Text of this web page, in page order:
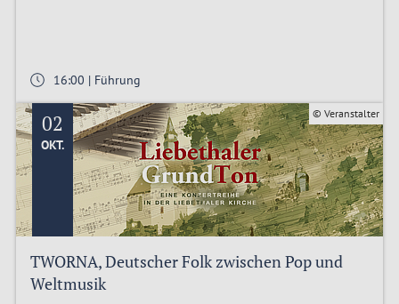
16:00 | Führung
02
OKT.
© Veranstalter
TWORNA, Deutscher Folk zwischen Pop und
Weltmusik